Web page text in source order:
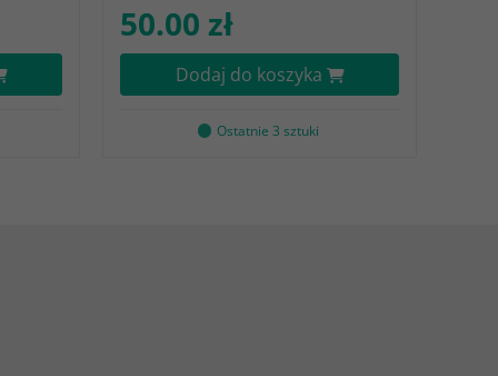
50.00 zł
Dodaj do koszyka
Ostatnie 3 sztuki